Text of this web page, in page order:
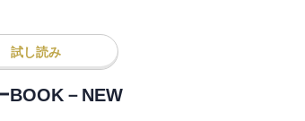
試し読み
BOOK－NEW